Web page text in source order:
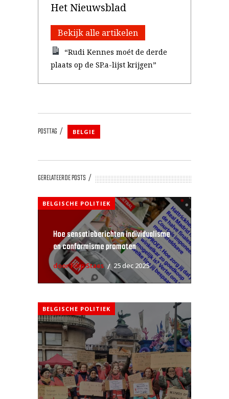
Het Nieuwsblad
Bekijk alle artikelen
“Rudi Kennes moét de derde
plaats op de SP.a-lijst krijgen”
POSTTAG BELGIE
GERELATEERDE POSTS
BELGISCHE POLITIEK
Hoe sensatieberichten individualisme
en conformisme promoten
door Filip Staes 25 dec 2025
BELGISCHE POLITIEK